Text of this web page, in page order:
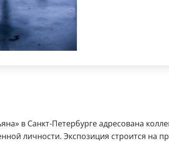
в Санкт-Петербурге адресована
личности. Экспозиция строится на